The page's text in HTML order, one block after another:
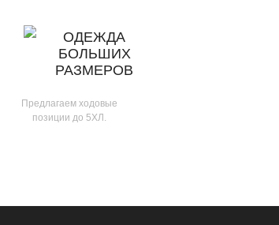
ОДЕЖДА
БОЛЬШИХ
РАЗМЕРОВ
Предлагаем ходовые
позиции до 5ХЛ.